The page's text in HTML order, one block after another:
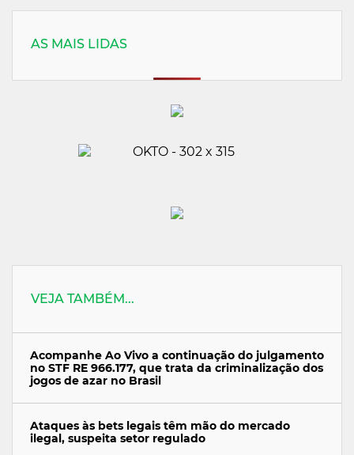
AS MAIS LIDAS
VEJA TAMBÉM...
Acompanhe Ao Vivo a continuação do julgamento
no STF RE 966.177, que trata da criminalização dos
jogos de azar no Brasil
Ataques às bets legais têm mão do mercado
ilegal, suspeita setor regulado